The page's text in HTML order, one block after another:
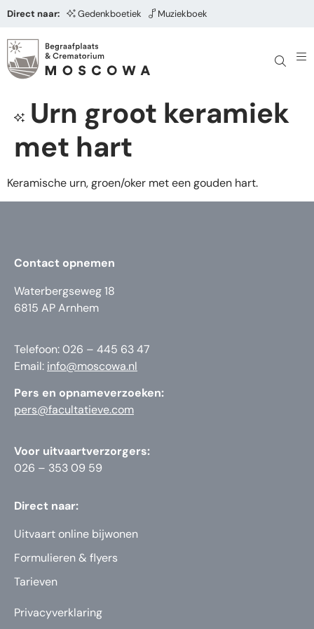
Direct naar: Gedenkboetiek Muziekboek
Urn groot keramiek
met hart
Keramische urn, groen/oker met een gouden hart.
Contact opnemen
Waterbergseweg 18
6815 AP Arnhem
Telefoon: 026 – 445 63 47
Email: info@moscowa.nl
Pers en opnameverzoeken:
pers@facultatieve.com
Voor uitvaartverzorgers:
026 – 353 09 59
Direct naar:
Uitvaart online bijwonen
Formulieren & flyers
Tarieven
Privacyverklaring